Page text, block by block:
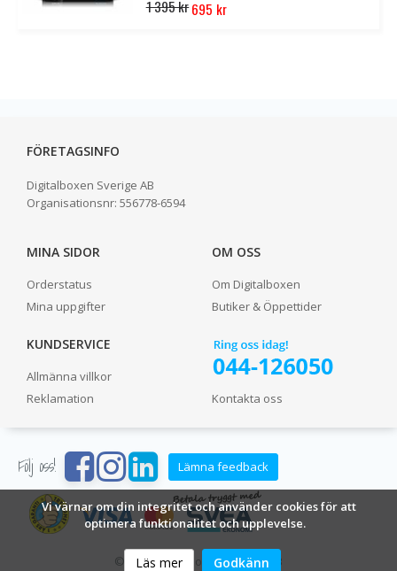
Vi värnar om din integritet och använder cookies för att
optimera funktionalitet och upplevelse.
Läs mer Godkänn
1 395 kr Special
Price
695 kr
FÖRETAGSINFO
Digitalboxen Sverige AB
Organisationsnr: 556778-6594
MINA SIDOR
Orderstatus
Mina uppgifter
OM OSS
Om Digitalboxen
Butiker & Öppettider
KUNDSERVICE
Allmänna villkor
Reklamation
Kontakta oss
Följ oss! Lämna feedback
© 2024 Digitalboxen Sverige AB